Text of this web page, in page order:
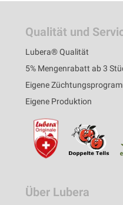
Qualität und
Lubera® Qualität
5% Mengenrabatt ab 3
Eigene
Eigene Produktion
Über Lubera